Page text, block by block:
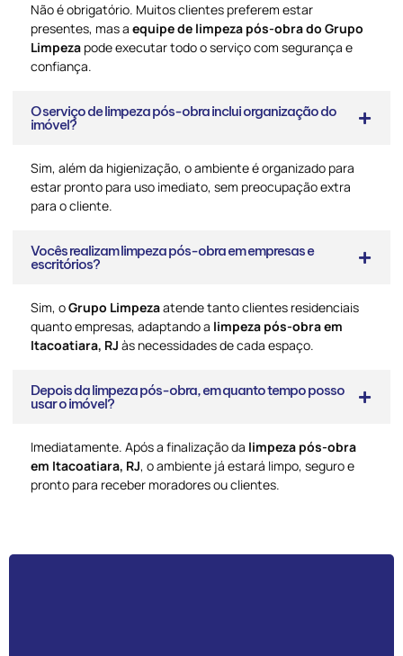
Não é obrigatório. Muitos clientes preferem estar
presentes, mas a equipe de limpeza pós-obra do Grupo
Limpeza pode executar todo o serviço com segurança e
confiança.
O serviço de limpeza pós-obra inclui organização do
imóvel?
Sim, além da higienização, o ambiente é organizado para
estar pronto para uso imediato, sem preocupação extra
para o cliente.
Vocês realizam limpeza pós-obra em empresas e
escritórios?
Sim, oGrupo Limpezaatende tanto clientes residenciais
quanto empresas, adaptando a limpeza pós-obra em
Itacoatiara, RJ às necessidades de cada espaço.
Depois da limpeza pós-obra, em quanto tempo posso
usar o imóvel?
Imediatamente. Após a finalização da limpeza pós-obra
em Itacoatiara, RJ, o ambiente já estará limpo, seguro e
pronto para receber moradores ou clientes.